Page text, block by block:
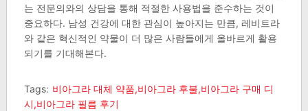
는 전문의와의 상담을 통해 적절한 사용법을 준수하는 것이
중요하다. 남성 건강에 대한 관심이 높아지는 만큼, 레비트라
와 같은 혁신적인 약물이 더 많은 사람들에게 올바르게 활용
되기를 기대해본다.
Tags: 비아그라 대체 약품,비아그라 후불,비아그라 구매 디
시,비아그라 필름 후기